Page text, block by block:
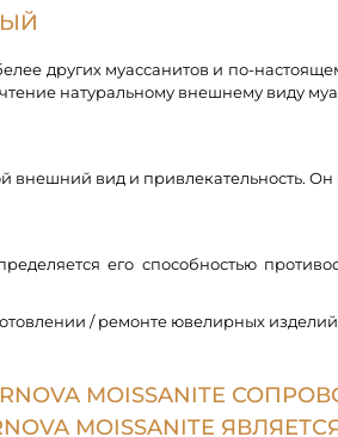
других муассанитов и по-
натуральному внешнему виду
внешний вид и привлекательность.
его способностью
/ ремонте ювелирных
MOISSANITE
MOISSANITE